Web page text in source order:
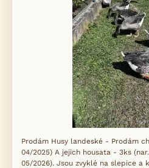
Prodám Husy landeské - Prodám
04/2025) A jejich housata - 3ks
05/2026). Jsou zvyklé na slepice a